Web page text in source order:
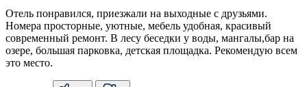
Отель понравился, приезжали на выходные с друзьями.
Номера просторные, уютные, мебель удобная, красивый
современный ремонт. В лесу беседки у воды, мангалы,бар на
озере, большая парковка, детская площадка. Рекомендую всем
это место.